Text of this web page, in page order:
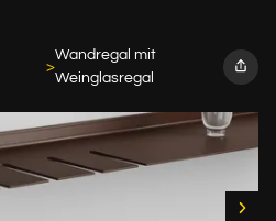
Wandregal mit
Weinglasregal